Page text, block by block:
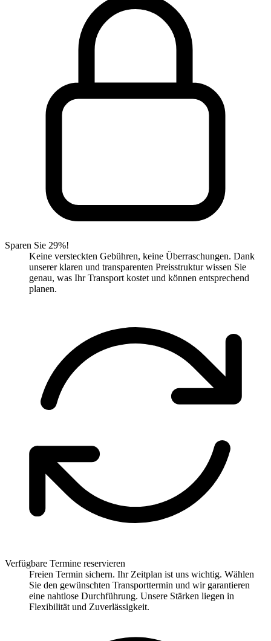
Sparen Sie 29%!
Keine versteckten Gebühren, keine Überraschungen. Dank
unserer klaren und transparenten Preisstruktur wissen Sie
genau, was Ihr Transport kostet und können entsprechend
planen.
Verfügbare Termine reservieren
Freien Termin sichern. Ihr Zeitplan ist uns wichtig. Wählen
Sie den gewünschten Transporttermin und wir garantieren
eine nahtlose Durchführung. Unsere Stärken liegen in
Flexibilität und Zuverlässigkeit.